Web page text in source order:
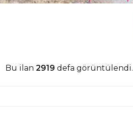
Bu ilan 2919 defa görüntülendi.